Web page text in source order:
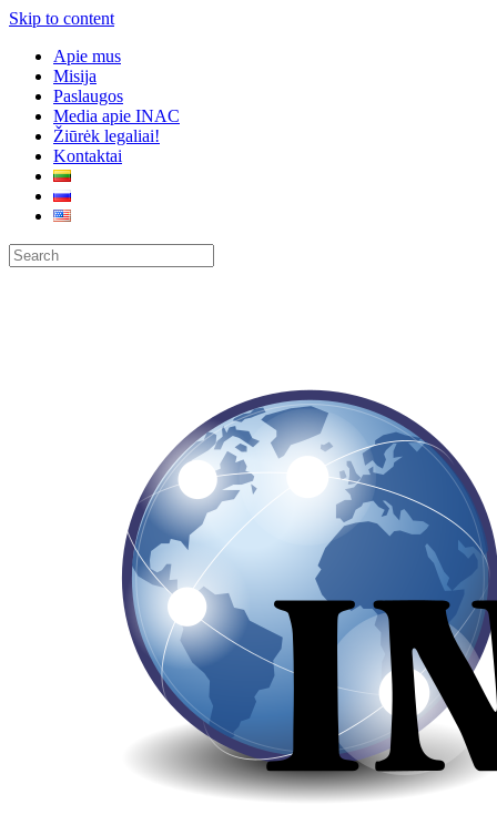
Skip to content
Apie mus
Misija
Paslaugos
Media apie INAC
Žiūrėk legaliai!
Kontaktai